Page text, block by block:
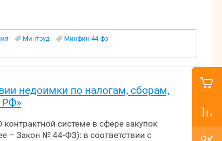
Минтруд
Минфин 44-фз
недоимки по налогам, сборам,
РФ»
системе в сфере закупок
– Закон № 44-ФЗ): в соответствии с